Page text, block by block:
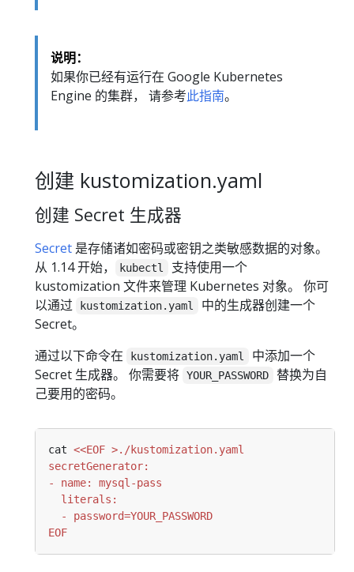
说明：
如果你已经有运行在 Google Kubernetes
Engine 的集群， 请参考此指南。
创建 kustomization.yaml
创建 Secret 生成器
Secret 是存储诸如密码或密钥之类敏感数据的对象。
从 1.14 开始，
kubectl
支持使用一个
kustomization 文件来管理 Kubernetes 对象。 你可
以通过
kustomization.yaml
中的生成器创建一个
Secret。
通过以下命令在
kustomization.yaml
中添加一个
Secret 生成器。 你需要将 YOUR_PASSWORD
替换为自
己要用的密码。
cat
EOF